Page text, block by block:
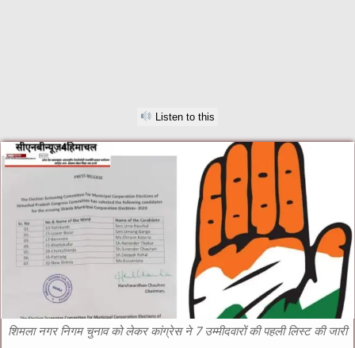
Listen to this
शिमला नगर निगम चुनाव को लेकर कांग्रेस ने 7 उम्मीदवारों की पहली लिस्ट की जारी